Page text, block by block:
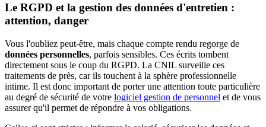
Le RGPD et la gestion des données d'entretien :
attention, danger
Vous l'oubliez peut-être, mais chaque compte rendu regorge de
données personnelles, parfois sensibles. Ces écrits tombent
directement sous le coup du RGPD. La CNIL surveille ces
traitements de près, car ils touchent à la sphère professionnelle
intime. Il est donc important de porter une attention toute particulière
au degré de sécurité de votre logiciel gestion de personnel et de vous
assurer qu'il permet de répondre à vos obligations.